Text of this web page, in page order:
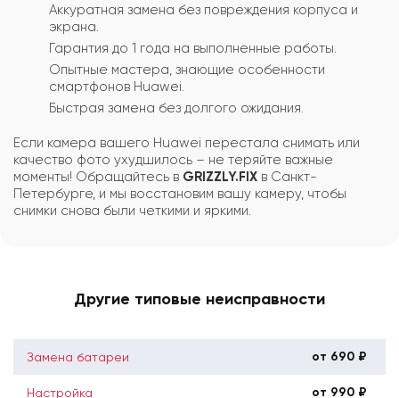
Аккуратная замена без повреждения корпуса и
экрана.
Гарантия до 1 года на выполненные работы.
Опытные мастера, знающие особенности
смартфонов Huawei.
Быстрая замена без долгого ожидания.
Если камера вашего Huawei перестала снимать или
качество фото ухудшилось – не теряйте важные
моменты! Обращайтесь в GRIZZLY.FIX в Санкт-
Петербурге, и мы восстановим вашу камеру, чтобы
снимки снова были четкими и яркими.
Другие типовые неисправности
Замена батареи от 690 ₽
Настройка от 990 ₽